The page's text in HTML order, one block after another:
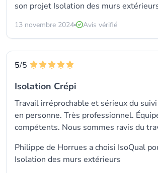
son projet Isolation des murs
13 novembre 2024 Avis vérifié
5/5
Isolation Crépi
Travail irréprochable et sérieux du
en personne. Très professionnel.
compétents. Nous sommes ravis du
Philippe de Horrues a choisi IsoQual
Isolation des murs extérieurs